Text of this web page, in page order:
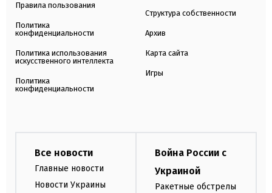
Правила пользования
Политика
конфиденциальности
Политика использования
искусственного интеллекта
Политика
конфиденциальности
Структура собственности
Архив
Карта сайта
Игры
Все новости
Главные новости
Новости Украины
Война России с
Украиной
Ракетные обстрелы